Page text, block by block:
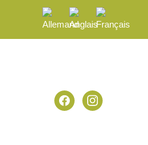
facebookinstagram